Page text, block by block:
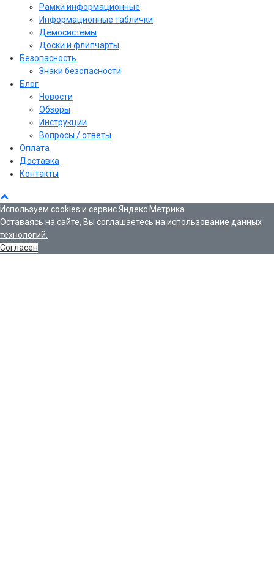
Рамки информационные
Информационные таблички
Демосистемы
Доски и флипчарты
Безопасность
Знаки безопасности
Блог
Новости
Обзоры
Инструкции
Вопросы / ответы
Оплата
Доставка
Контакты
Используем cookies и сервис Яндекс Метрика.
Оставаясь на сайте, Вы соглашаетесь наиспользование данных
технологий.
Согласен